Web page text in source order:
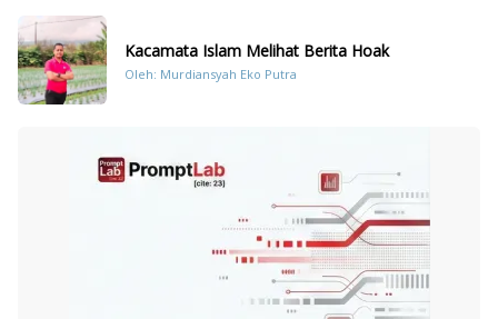
Kacamata Islam Melihat Berita Hoak
Oleh: Murdiansyah Eko Putra